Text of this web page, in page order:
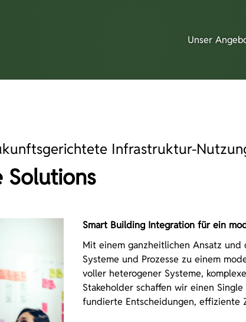
Unser
Solutions
Infrastruktur-
Smart Building Integration für ein
Mit einem ganzheitlichen Ansatz
Systeme und Prozesse zu einem
voller heterogener Systeme,
Stakeholder schaffen wir einen
fundierte Entscheidungen, effiziente